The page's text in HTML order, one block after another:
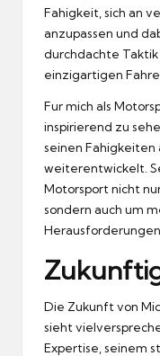
Fahigkeit, sich an
anzupassen und
durchdachte
einzigartigen
Fur mich als
inspirierend zu
seinen Fahigkeiten
weiterentwickelt.
Motorsport nicht
sondern auch um
Die Zukunft von
sieht
Expertise, seinem